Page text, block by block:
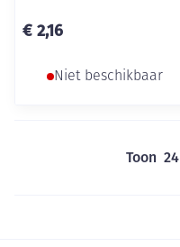
€ 2,16
Niet beschikbaar
Toon